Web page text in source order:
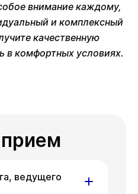
внимание каждому,
и комплексный
качественную
комфортных условиях.
ведущего